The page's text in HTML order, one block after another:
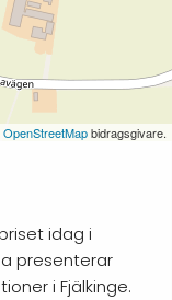
OpenStreetMapbidragsgivare.
idag i
presenterar
i Fjälkinge.